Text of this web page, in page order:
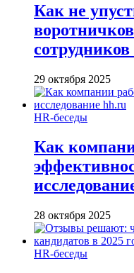
Как не
29 октября 2025
HR-беседы
Как
28 октября 2025
HR-беседы